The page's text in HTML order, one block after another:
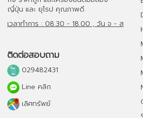
ญี่ปุ่น และ ยุโรป คุณภาพดี
เวลาทำการ : 08.30 - 18.00 , วัน จ - ส
ติดต่อสอบถาม
029482431
Line คลิก
เลิศทรัพย์